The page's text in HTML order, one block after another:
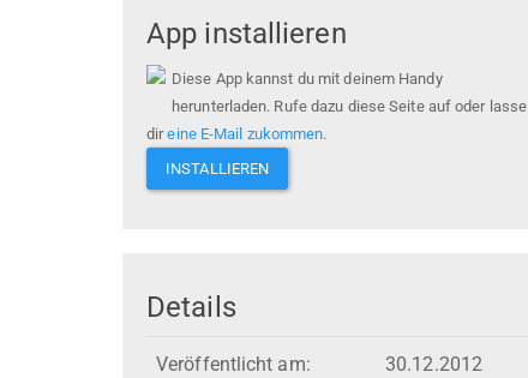
App installieren
Diese App kannst du mit deinem Handy
herunterladen. Rufe dazu diese Seite auf oder lasse
direine E-Mail zukommen.
INSTALLIEREN
Details
Veröffentlicht am: 30.12.2012